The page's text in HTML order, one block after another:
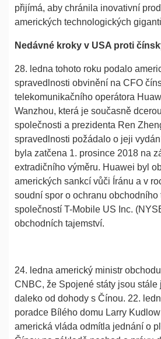
přijímá, aby chránila inovativní
amerických technologických
Nedávné kroky v USA proti
28. ledna tohoto roku podalo
spravedlnosti obvinění na CFO
telekomunikačního operátora
Wanzhou, která je současně
společnosti a prezidenta Ren
spravedlnosti požádalo o jeji
byla zatčena 1. prosince 2018 na
extradičního výměru. Huawei byl
amerických sankcí vůči Íránu a v
soudní spor o ochranu
společností T-Mobile US Inc.
obchodních tajemství.
24. ledna americký ministr
CNBC, že Spojené státy jsou stále
daleko od dohody s Čínou. 22.
poradce Bílého domu Larry
americká vláda odmítla jednání o